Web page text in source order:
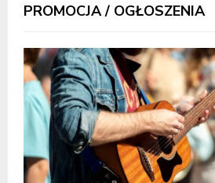
PROMOCJA / OGŁOSZENIA